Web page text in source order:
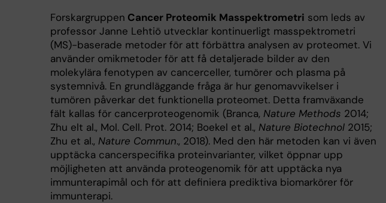
Forskargruppen Cancer Proteomik Masspektrometri som leds av
professor Janne Lehtiö utvecklar kontinuerligt masspektrometri
(MS)-baserade metoder för att förbättra analysen av proteomet. Vi
använder omikmetoder för att få detaljerade bilder av den
molekylära fenotypen av cancerceller, tumörer och plasma på
systemnivå. En grundläggande fråga är hur genomavvikelser i
tumören påverkar det funktionella proteomet. Detta framväxande
fält kallas för cancerproteogenomik (Branca, Nature Methods 2014;
Zhu elt al., Mol. Cell. Prot. 2014; Boekel et al., Nature Biotechnol 2015;
Zhu et al., Nature Commun., 2018). Med den här metoden kan vi även
upptäcka cancerspecifika proteinvarianter, vilket öppnar upp
möjligheten att använda proteogenomik för att upptäcka nya
immunterapimål och för att definiera prediktiva biomarkörer för
immunterapi.